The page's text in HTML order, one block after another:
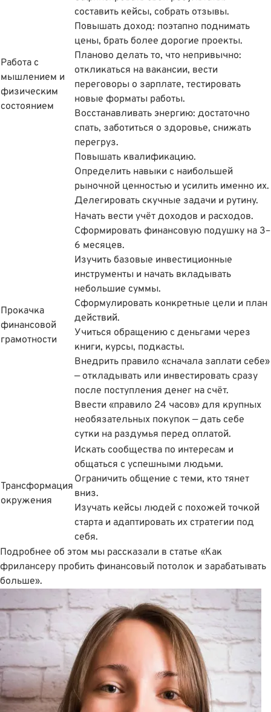
Работа с
мышлением и
физическим
состоянием
составить кейсы, собрать отзывы.
Повышать доход: поэтапно поднимать
цены, брать более дорогие проекты.
Планово делать то, что непривычно:
откликаться на вакансии, вести
переговоры о зарплате, тестировать
новые форматы работы.
Восстанавливать энергию: достаточно
спать, заботиться о здоровье, снижать
перегруз.
Повышать квалификацию.
Определить навыки с наибольшей
рыночной ценностью и усилить именно их.
Делегировать скучные задачи и рутину.
Прокачка
финансовой
грамотности
Начать вести учёт доходов и расходов.
Сформировать финансовую подушку на 3–
6 месяцев.
Изучить базовые инвестиционные
инструменты и начать вкладывать
небольшие суммы.
Сформулировать конкретные цели и план
действий.
Учиться обращению с деньгами через
книги, курсы, подкасты.
Внедрить правило «сначала заплати себе»
— откладывать или инвестировать сразу
после поступления денег на счёт.
Ввести «правило 24 часов» для крупных
необязательных покупок — дать себе
сутки на раздумья перед оплатой.
Трансформация
окружения
Искать сообщества по интересам и
общаться с успешными людьми.
Ограничить общение с теми, кто тянет
вниз.
Изучать кейсы людей с похожей точкой
старта и адаптировать их стратегии под
себя.
Подробнее об этом мы рассказали в статье «Как
фрилансеру пробить финансовый потолок и зарабатывать
больше».